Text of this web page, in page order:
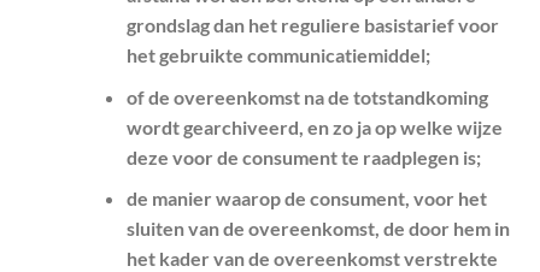
grondslag dan het reguliere basistarief voor
het gebruikte communicatiemiddel;
of de overeenkomst na de totstandkoming
wordt gearchiveerd, en zo ja op welke wijze
deze voor de consument te raadplegen is;
de manier waarop de consument, voor het
sluiten van de overeenkomst, de door hem in
het kader van de overeenkomst verstrekte